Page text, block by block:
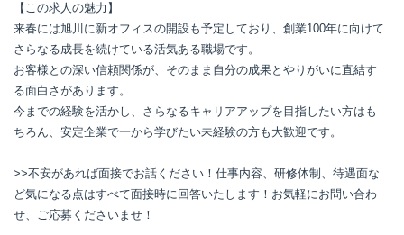
【この求人の魅力】
来春には旭川に新オフィスの開設も予定しており、創業100年に向けて
さらなる成長を続けている活気ある職場です。
お客様との深い信頼関係が、そのまま自分の成果とやりがいに直結す
る面白さがあります。
今までの経験を活かし、さらなるキャリアアップを目指したい方はも
ちろん、安定企業で一から学びたい未経験の方も大歓迎です。
>>不安があれば面接でお話ください！仕事内容、研修体制、待遇面な
ど気になる点はすべて面接時に回答いたします！お気軽にお問い合わ
せ、ご応募くださいませ！